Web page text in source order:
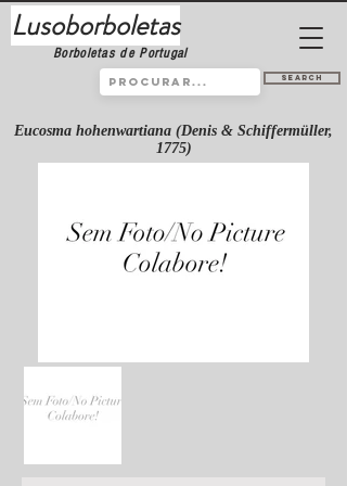
Lusoborboletas
Borboletas de Portugal
Search
Eucosma hohenwartiana (Denis & Schiffermüller,
1775)